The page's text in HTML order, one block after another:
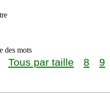
des mots
Tous par taille 8 9